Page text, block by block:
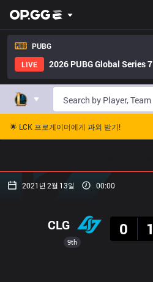
PUBG
LIVE
2026 PUBG Global Series 7
🌟 LCK 프로게이머에게 과외 받기!
2021년 2월 13일 00:00
9th
CLG
0
1